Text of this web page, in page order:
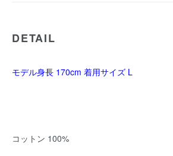
DETAIL
モデル身長 170cm 着用サイズ L
コットン 100%